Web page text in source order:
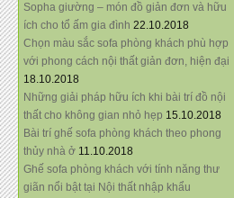
Sopha giường – món đồ giản đơn và hữu
ích cho tổ ấm gia đình 22.10.2018
Chọn màu sắc sofa phòng khách phù hợp
với phong cách nội thất giản đơn, hiện đại
18.10.2018
Những giải pháp hữu ích khi bài trí đồ nội
thất cho không gian nhỏ hẹp 15.10.2018
Bài trí ghế sofa phòng khách theo phong
thủy nhà ở 11.10.2018
Ghế sofa phòng khách với tính năng thư
giãn nổi bật tại Nội thất nhập khẩu